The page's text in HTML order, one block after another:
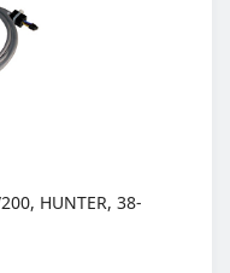
HUNTER, 38-